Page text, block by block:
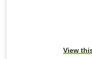
View